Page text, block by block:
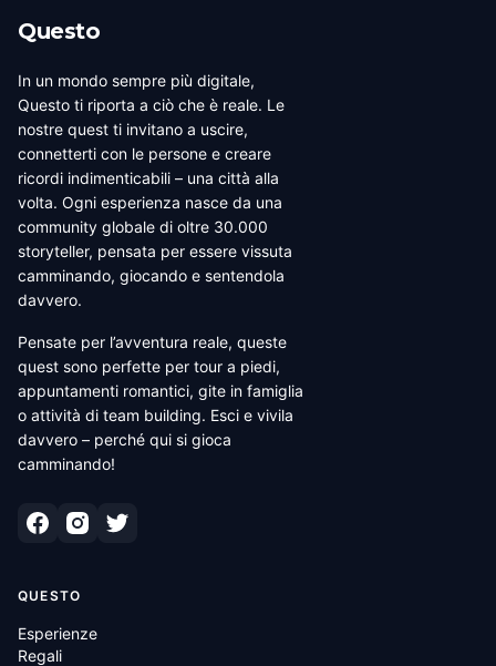
Questo
In un mondo sempre più digitale,
Questo ti riporta a ciò che è reale. Le
nostre quest ti invitano a uscire,
connetterti con le persone e creare
ricordi indimenticabili – una città alla
volta. Ogni esperienza nasce da una
community globale di oltre 30.000
storyteller, pensata per essere vissuta
camminando, giocando e sentendola
davvero.
Pensate per l’avventura reale, queste
quest sono perfette per tour a piedi,
appuntamenti romantici, gite in famiglia
o attività di team building. Esci e vivila
davvero – perché qui si gioca
camminando!
QUESTO
Esperienze
Regali